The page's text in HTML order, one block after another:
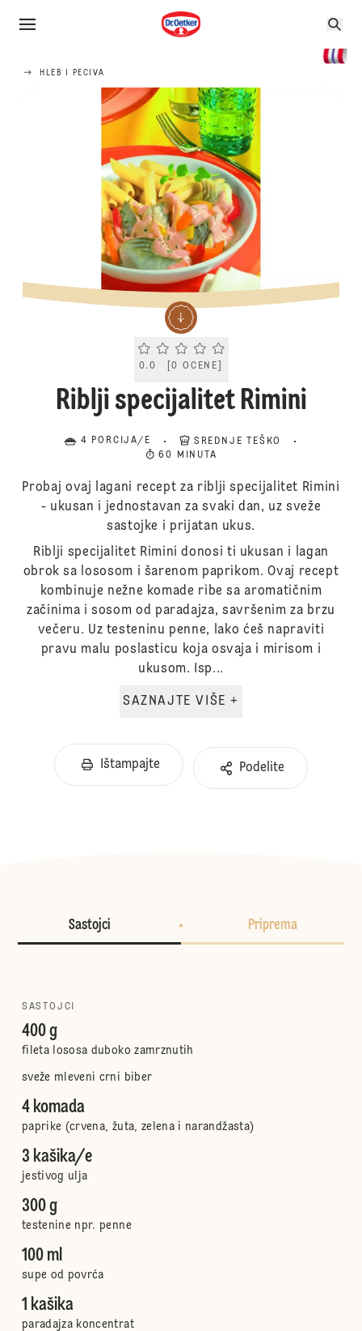
HLEB I PECIVA
Current rating 0.0. Click to rate.
0.0 [0 OCENE
Riblji specijalitet Rimini
4 PORCIJA/E
SREDNJE TEŠKO
60 MINUTA
Probaj ovaj lagani recept za riblji specijalitet Rimini
- ukusan i jednostavan za svaki dan, uz sveže
sastojke i prijatan ukus.
Riblji specijalitet Rimini donosi ti ukusan i lagan
obrok sa lososom i šarenom paprikom. Ovaj recept
kombinuje nežne komade ribe sa aromatičnim
začinima i sosom od paradajza, savršenim za brzu
večeru. Uz testeninu penne, lako ćeš napraviti
pravu malu poslasticu koja osvaja i mirisom i
ukusom. Isp...
SAZNAJTE VIŠE +
Ištampajte Podelite
Sastojci Priprema
SASTOJCI
400 g
fileta lososa duboko zamrznutih
sveže mleveni crni biber
4 komada
paprike (crvena, žuta, zelena i narandžasta)
3 kašika/e
jestivog ulja
300 g
testenine npr. penne
100 ml
supe od povrća
1 kašika
paradajza koncentrat